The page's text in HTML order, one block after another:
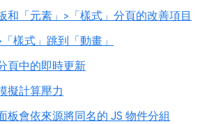
和「元素」>「樣式」分頁的改善項目
樣式」跳到「動畫」
頁中的即時更新
擬計算壓力
板會依來源將同名的 JS 物件分組